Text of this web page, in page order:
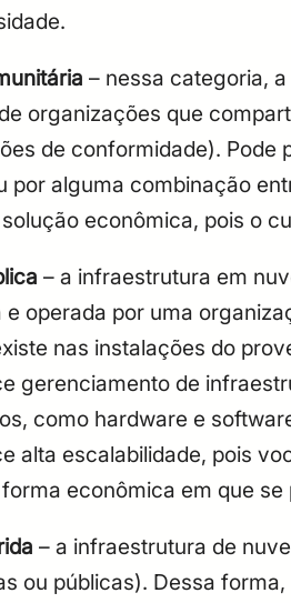
– nessa categoria,
organizações que
de conformidade). Pode
por alguma combinação
solução econômica, pois o
– a infraestrutura em
e operada por uma
nas instalações do
gerenciamento de
como hardware e
alta escalabilidade, pois
forma econômica em que
– a infraestrutura de
ou públicas). Dessa